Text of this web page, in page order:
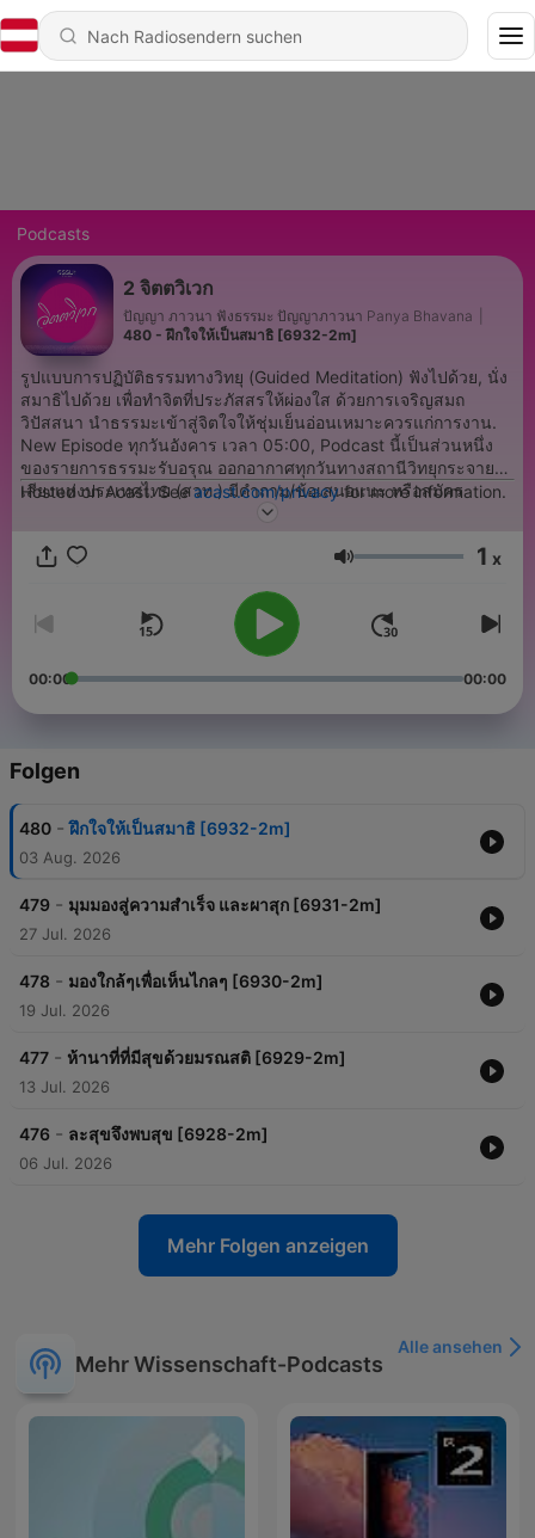
Podcasts
2 จิตตวิเวก
ปัญญา ภาวนา ฟังธรรมะ ปัญญาภาวนา Panya Bhavana
480 - ฝึกใจให้เป็นสมาธิ [6932-2m]
รูปแบบการปฏิบัติธรรมทางวิทยุ (Guided Meditation) ฟังไปด้วย, นั่ง
สมาธิไปด้วย เพื่อทำจิตที่ประภัสสรให้ผ่องใส ด้วยการเจริญสมถ
วิปัสสนา นำธรรมะเข้าสู่จิตใจให้ชุ่มเย็นอ่อนเหมาะควรแก่การงาน.
New Episode ทุกวันอังคาร เวลา 05:00, Podcast นี้เป็นส่วนหนึ่ง
ของรายการธรรมะรับอรุณ ออกอากาศทุกวันทางสถานีวิทยุกระจาย
เสียงแห่งประเทศไทย (สวท.) มีคำถาม/ข้อเสนอแนะ หรือสมัคร
ติดตามฟังทั้ง 7 รายการ ที่ panya.org
Hosted on Acast. Seeacast.com/privacyfor more information.
Lautstärke 1 x
00:00 00:00
Folgen
480 - ฝึกใจให้เป็นสมาธิ [6932-2m]
03 Aug. 2026
479 - มุมมองสู่ความสำเร็จ และผาสุก [6931-2m]
27 Jul. 2026
478 - มองใกล้ๆเพื่อเห็นไกลๆ [6930-2m]
19 Jul. 2026
477 - ห้านาที่ที่มีสุขด้วยมรณสติ [6929-2m]
13 Jul. 2026
476 - ละสุขจึงพบสุข [6928-2m]
06 Jul. 2026
Mehr Folgen anzeigen
Mehr Wissenschaft-Podcasts
Alle ansehen